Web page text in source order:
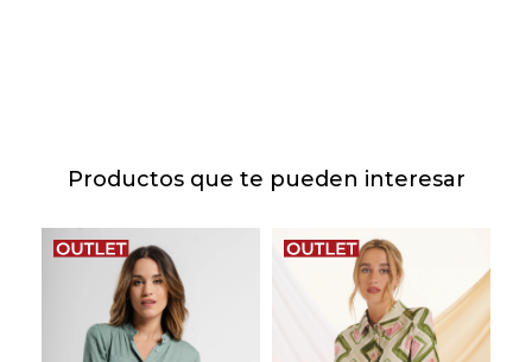
Productos que te pueden interesar